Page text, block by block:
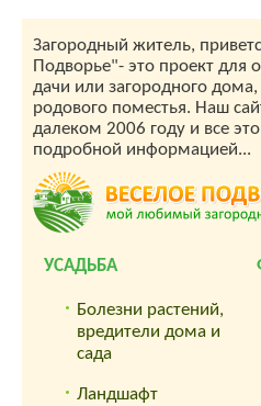
Загородный житель,
Подворье"- это проект для
дачи или загородного
родового поместья. Наш
далеком 2006 году и все
подробной информацией...
УСАДЬБА
Болезни растений,
вредители дома и
сада
Ландшафт